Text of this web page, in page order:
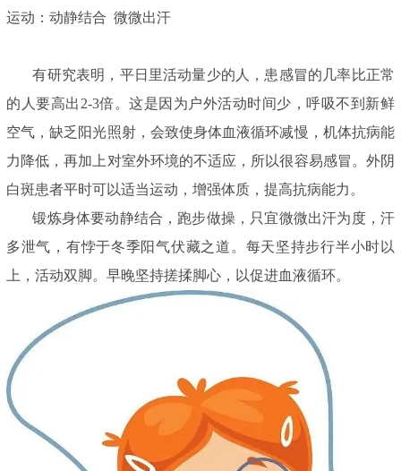
运动：动静结合 微微出汗
有研究表明，平日里活动量少的人，患感冒的几率比正常
的人要高出2-3倍。这是因为户外活动时间少，呼吸不到新鲜
空气，缺乏阳光照射，会致使身体血液循环减慢，机体抗病能
力降低，再加上对室外环境的不适应，所以很容易感冒。外阴
白斑患者平时可以适当运动，增强体质，提高抗病能力。
锻炼身体要动静结合，跑步做操，只宜微微出汗为度，汗
多泄气，有悖于冬季阳气伏藏之道。每天坚持步行半小时以
上，活动双脚。早晚坚持搓揉脚心，以促进血液循环。